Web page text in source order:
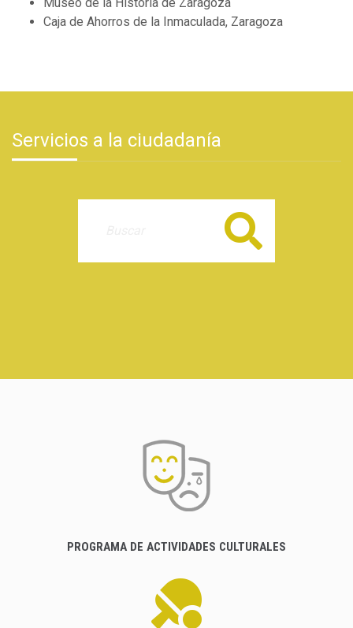
Caja de Ahorros de la Inmaculada, Zaragoza
Servicios a la ciudadanía
Buscar
PROGRAMA DE ACTIVIDADES CULTURALES